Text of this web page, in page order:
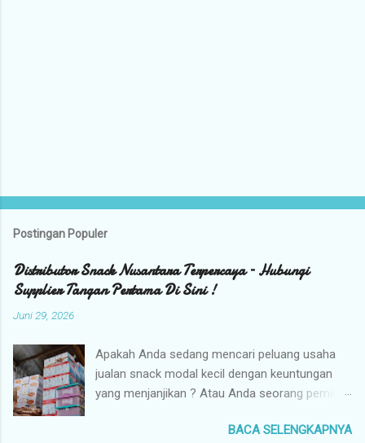
Postingan Populer
Distributor Snack Nusantara Terpercaya – Hubungi
Supplier Tangan Pertama Di Sini !
Juni 29, 2026
Apakah Anda sedang mencari peluang usaha
jualan snack modal kecil dengan keuntungan
yang menjanjikan ? Atau Anda seorang pemilik
tangan pertama dengan harga grosir camilan
BACA SELENGKAPNYA